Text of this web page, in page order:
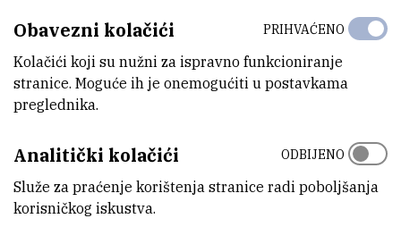
Ismail.Ibrahim@irb.hr
ZAVOD
Zavod za fiziku materijala
LABORATORIJ
Institut Ruđer Bošković
Bijenička 54
Obavezni kolačići
Kolačići koji su nužni za ispravno funkcioniranje
stranice. Moguće ih je onemogućiti u postavkama
preglednika.
PRIHVAĆENO
Analitički kolačići
Služe za praćenje korištenja stranice radi poboljšanja
korisničkog iskustva.
ODBIJENO